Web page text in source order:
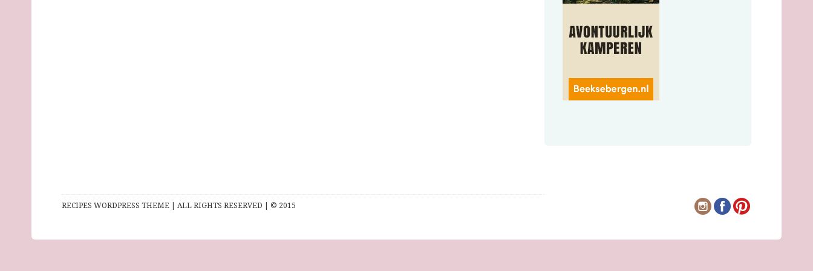
RECIPES WORDPRESS THEME | ALL RIGHTS RESERVED | © 2015